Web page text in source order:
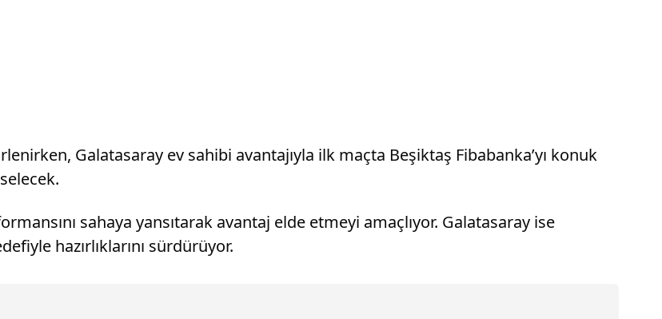
Galatasaray ev sahibi avantajıyla ilk maçta Beşiktaş Fibabanka’yı konuk
sahaya yansıtarak avantaj elde etmeyi amaçlıyor. Galatasaray ise
hazırlıklarını sürdürüyor.